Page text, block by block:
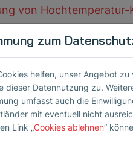
von Hochtemperatur-
Anwendung von
werden hohen
ist es, Ausschuss zu
berührungslosen
– auch in
zum
helfen, unser Angebot
dieser Datennutzung zu.
umfasst auch die
mit eventuell nicht
Link „Cookies ablehnen”